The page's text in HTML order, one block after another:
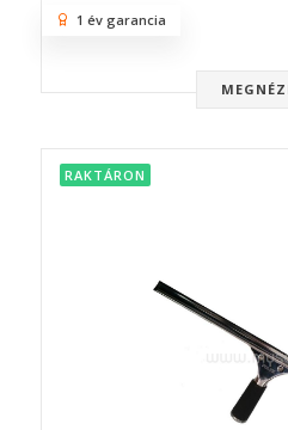
1 év garancia
RAKTÁRON